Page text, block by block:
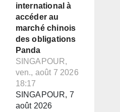
international à
accéder au
marché chinois
des obligations
Panda
SINGAPOUR,
ven., août 7 2026
18:17
SINGAPOUR, 7
août 2026